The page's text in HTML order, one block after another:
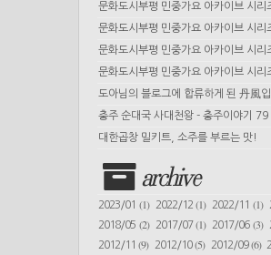
문화도시부평 민중가요 아카이브 시리
문화도시부평 민중가요 아카이브 시리
문화도시부평 민중가요 아카이브 시리
문화도시부평 민중가요 아카이브 시리
도아님의 블로그에 합류하게 된 丹風입
충주 순대국 사대천왕 - 충주이야기 79
대한곱창 밀키트, 소주를 부르는 맛!
archive
2023/01 (1) 2022/12(1) 2022/11(1)
2018/05 (2) 2017/07(1) 2017/06(3)
2012/11(9) 2012/10(5) 2012/09(6)